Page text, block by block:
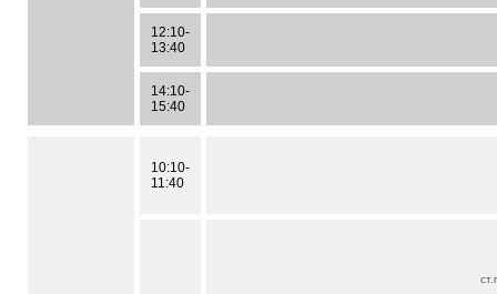
12:10-
13:40
14:10-
15:40
10:10-
11:40